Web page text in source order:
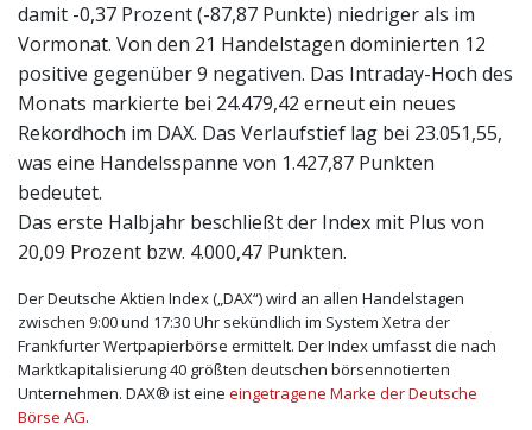
damit -0,37 Prozent (-87,87 Punkte) niedriger als im
Vormonat. Von den 21 Handelstagen dominierten 12
positive gegenüber 9 negativen. Das Intraday-Hoch des
Monats markierte bei 24.479,42 erneut ein neues
Rekordhoch im DAX. Das Verlaufstief lag bei 23.051,55,
was eine Handelsspanne von 1.427,87 Punkten
bedeutet.
Das erste Halbjahr beschließt der Index mit Plus von
20,09 Prozent bzw. 4.000,47 Punkten.
Der Deutsche Aktien Index („DAX“) wird an allen Handelstagen
zwischen 9:00 und 17:30 Uhr sekündlich im System Xetra der
Frankfurter Wertpapierbörse ermittelt. Der Index umfasst die nach
Marktkapitalisierung 40 größten deutschen börsennotierten
Unternehmen. DAX® ist eine eingetragene Marke der Deutsche
Börse AG.